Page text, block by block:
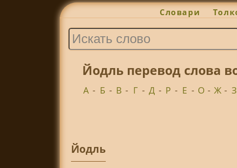
Словари
Йодль перевод слова
А - Б - В - Г - Д - Р - Е - О - Ж - З
Йодль